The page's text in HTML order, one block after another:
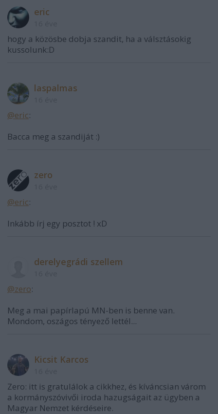
eric
hogy a közösbe dobja szandit, ha a válsztásokig
kussolunk:D
laspalmas
@eric:
Bacca meg a szandiját :)
zero
@eric:
Inkább írj egy posztot ! xD
derelyegrádi szellem
@zero:
Meg a mai papírlapú MN-ben is benne van.
Mondom, oszágos tényező lettél...
Kicsit Karcos
Zero: itt is gratulálok a cikkhez, és kíváncsian várom
a kormányszóvivői iroda hazugságait az ügyben a
Magyar Nemzet kérdéseire.